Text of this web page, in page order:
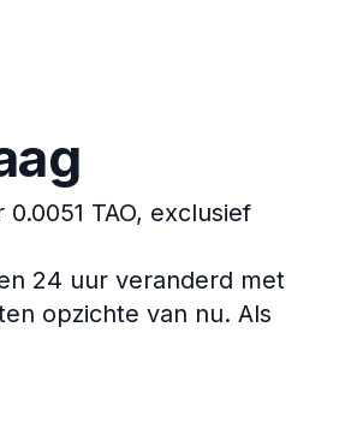
TAO, exclusief
24 uur veranderd met
opzichte van nu. Als